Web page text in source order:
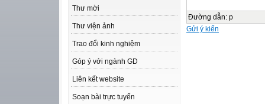
Thư mời
Thư viện ảnh
Trao đổi kinh nghiệm
Góp ý với ngành GD
Liên kết website
Soạn bài trực tuyến
Đường dẫn: p
Gửi ý kiến